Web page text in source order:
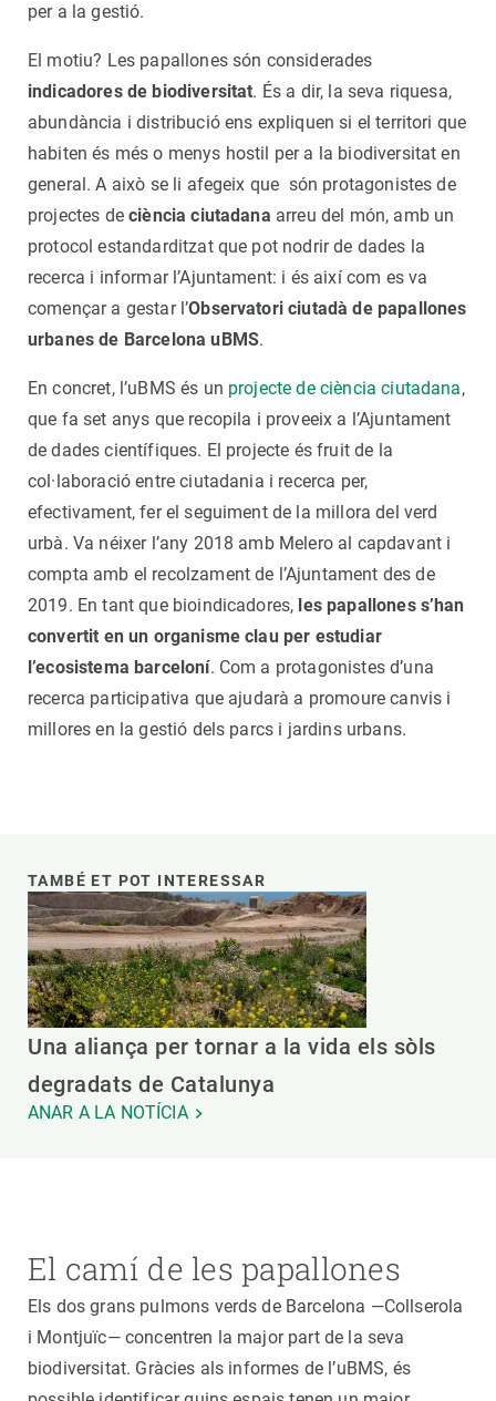
per a la gestió.
El motiu? Les papallones són considerades
indicadores de biodiversitat. És a dir, la seva riquesa,
abundància i distribució ens expliquen si el territori que
habiten és més o menys hostil per a la biodiversitat en
general. A això se li afegeix que són protagonistes de
projectes deciència ciutadana arreu del món, amb un
protocol estandarditzat que pot nodrir de dades la
recerca i informar l’Ajuntament: i és així com es va
començar a gestar l’Observatori ciutadà de papallones
urbanes de Barcelona uBMS.
En concret, l’uBMS és un projecte de ciència ciutadana,
que fa set anys que recopila i proveeix a l’Ajuntament
de dades científiques. El projecte és fruit de la
col·laboració entre ciutadania i recerca per,
efectivament, fer el seguiment de la millora del verd
urbà. Va néixer l’any 2018 amb Melero al capdavant i
compta amb el recolzament de l’Ajuntament des de
2019. En tant que bioindicadores, les papallones s’han
convertit en un organisme clau per estudiar
l’ecosistema barceloní. Com a protagonistes d’una
recerca participativa que ajudarà a promoure canvis i
millores en la gestió dels parcs i jardins urbans.
TAMBÉ ET POT INTERESSAR
Una aliança per tornar a la vida els sòls
degradats de Catalunya
ANAR A LA NOTÍCIA
El camí de les papallones
Els dos grans pulmons verds de Barcelona —Collserola
i Montjuïc— concentren la major part de la seva
biodiversitat. Gràcies als informes de l’uBMS, és